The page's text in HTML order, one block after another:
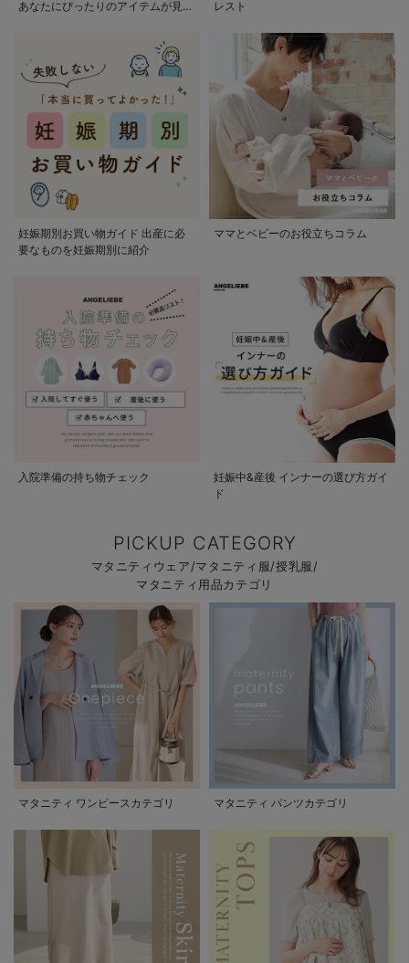
あなたにぴったりのアイテムが見つ
レスト
妊娠期別お買い物ガイド 出産に必
要なものを妊娠期別に紹介
ママとベビーのお役立ちコラム
入院準備の持ち物チェック
妊娠中&産後 インナーの選び方ガイ
ド
PICKUP CATEGORY
マタニティウェア/マタニティ服/授乳服/
マタニティ用品カテゴリ
マタニティ ワンピースカテゴリ マタニティ パンツカテゴリ